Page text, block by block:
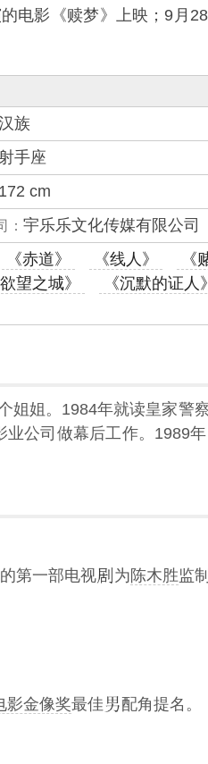
电影《赎梦 》上映；9月
族
射手座
172 cm
：宇乐乐文化传媒有限公司
《赤道》 《线人》 《
望之城》 《沉默的证人》
姐姐。1984年就读皇家警
业公司做幕后工作。1989年
第一部电视 为 陈木胜监
影金像奖最佳
配角提名。